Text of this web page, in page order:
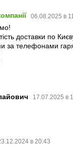
06.08.2025 в
доставки по
за телефонами
17.07.2025 в
в 20:43